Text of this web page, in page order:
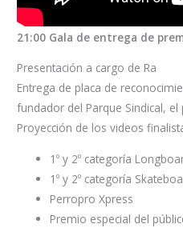
21:00 Gala de entrega de
Presentación a cargo de Ra
Entrega de placa de
fundador del Parque Sindical,
Proyección de los videos
1º y 2º categoría
1º y 2º categoría
Perropro Xpress
Premio especial del